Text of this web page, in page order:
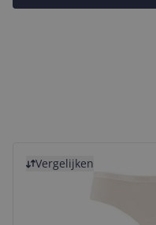
Vergelijken